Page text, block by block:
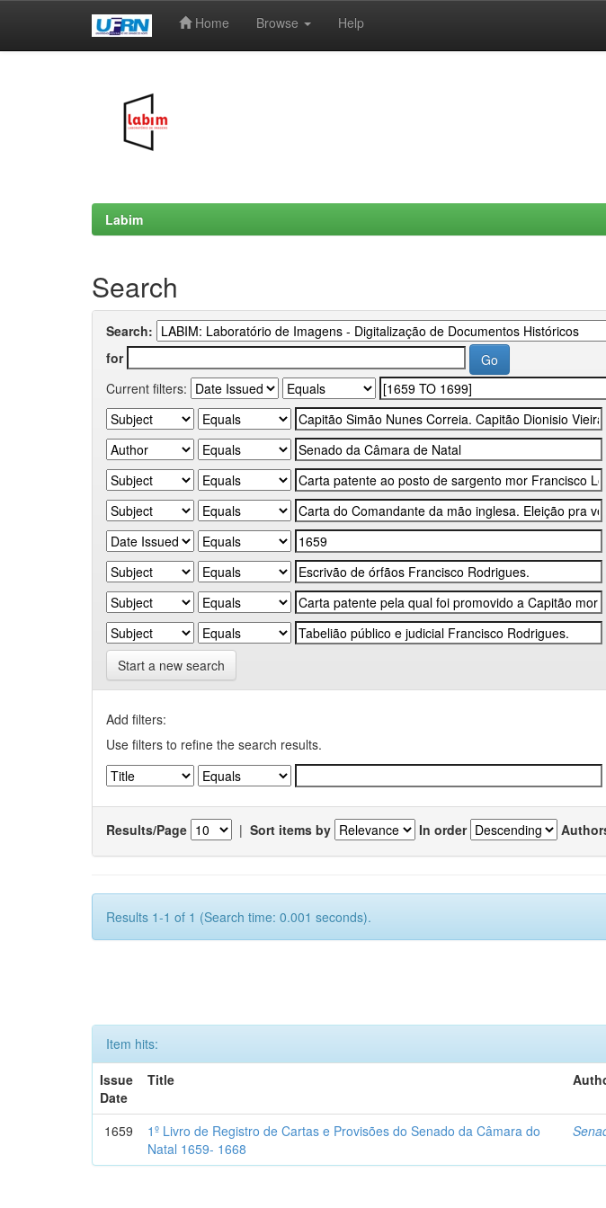
Home Browse Help
Labim
Search
Search:
for
Current filters:
Start a new search
Add filters:
Use filters to refine the search results.
Results/Page | Sort items by In order
Results 1-1 of 1 (Search time: 0.001 seconds).
Item hits:
Issue
Date
Title
1659
1º Livro de Registro de Cartas e Provisões do Senado da Câmara do
Natal 1659- 1668